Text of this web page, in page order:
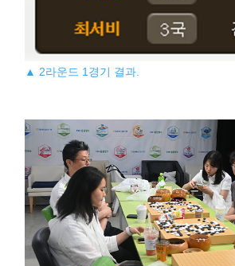
▲ 2라운드 1경기 결과.